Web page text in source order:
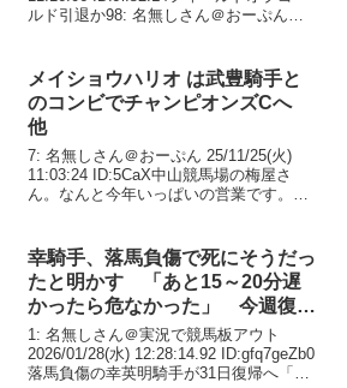
ルド引退か98: 名無しさん＠おーぷん
メイショウハリオ は武豊騎手と
のコンビでチャンピオンズCへ
他
7: 名無しさん＠おーぷん 25/11/25(火)
11:03:24 ID:5CaX中山競馬場の梅屋さ
ん。なんと今年いっぱいの営業です。志
あーもうこの味が食べられ...
幸騎手、落馬負傷で死にそうだっ
たと明かす 「あと15～20分遅
かったら危なかった」 今週復帰
へ
1: 名無しさん＠実況で競馬板アウト
2026/01/28(水) 12:28:14.92 ID:gfq7geZb0
落馬負傷の幸英明騎手が31日復帰へ「死